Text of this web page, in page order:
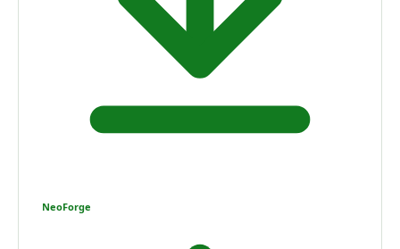
NeoForge